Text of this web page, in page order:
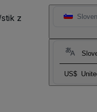
US$
z